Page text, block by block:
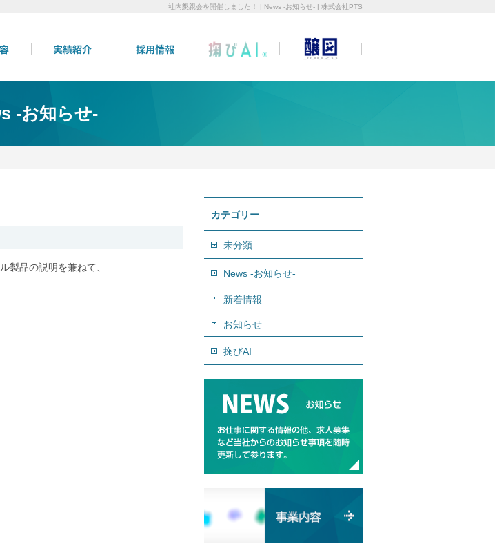
社内懇親会を開催しました！ | News -お知らせ- | 株式会社PTS
-お知らせ-
製品の説明を兼ねて、
カテゴリー
未分類
News -お知らせ-
新着情報
お知らせ
掬びAI